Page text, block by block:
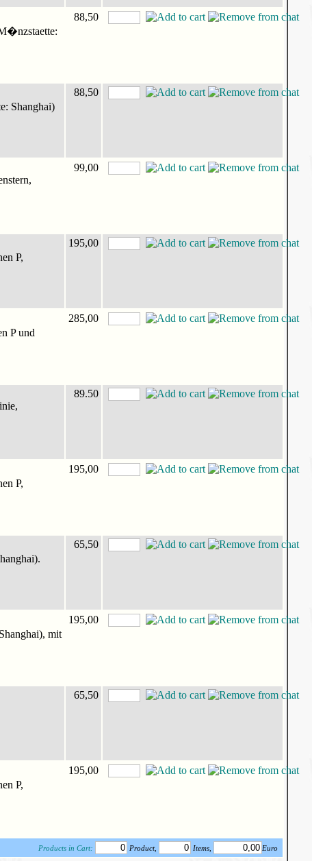
88,50
Shanghai)
88,50
99,00
P,
195,00
P und
285,00
89.50
P,
195,00
65,50
mit
195,00
65,50
P,
195,00
Products in Cart: Product, Items, Euro